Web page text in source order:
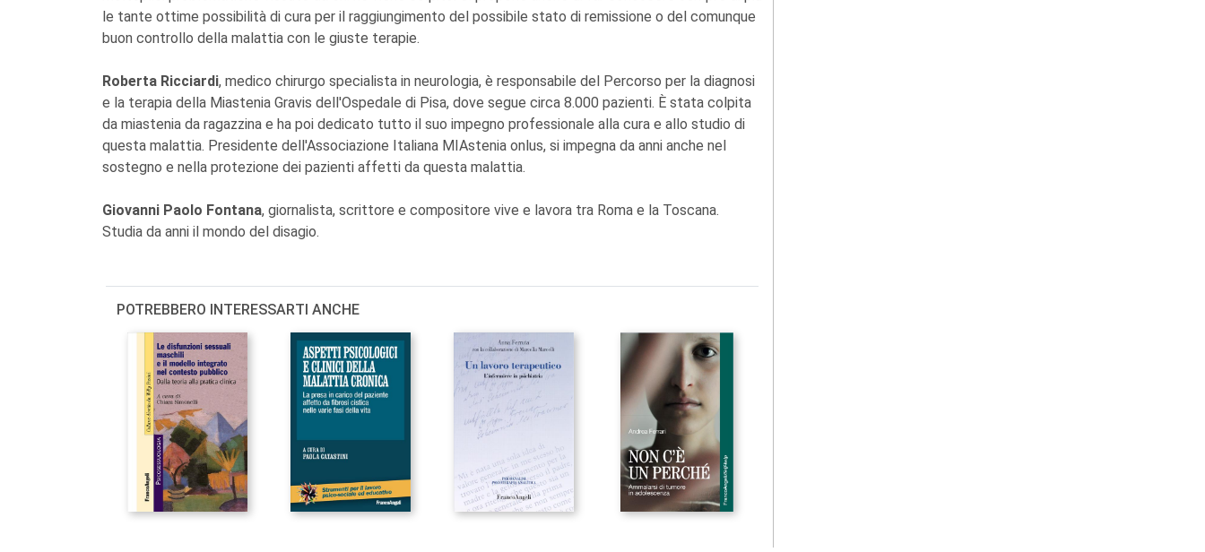
le tante ottime possibilità di cura per il raggiungimento del possibile stato di remissione o del comunque
buon controllo della malattia con le giuste terapie.
Roberta Ricciardi, medico chirurgo specialista in neurologia, è responsabile del Percorso per la diagnosi
e la terapia della Miastenia Gravis dell'Ospedale di Pisa, dove segue circa 8.000 pazienti. È stata colpita
da miastenia da ragazzina e ha poi dedicato tutto il suo impegno professionale alla cura e allo studio di
questa malattia. Presidente dell'Associazione Italiana MIAstenia onlus, si impegna da anni anche nel
sostegno e nella protezione dei pazienti affetti da questa malattia.
Giovanni Paolo Fontana, giornalista, scrittore e compositore vive e lavora tra Roma e la Toscana.
Studia da anni il mondo del disagio.
POTREBBERO INTERESSARTI ANCHE